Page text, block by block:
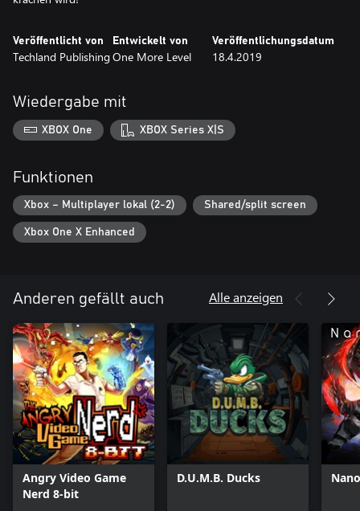
Veröffentlicht von
Techland Publishing
Entwickelt von
One More Level
Veröffentlichungsdatum
18.4.2019
Wiedergabe mit
XBOX One XBOX Series X|S
Funktionen
Xbox – Multiplayer lokal (2-2) Shared/split screen
Xbox One X Enhanced
Anderen gefällt auch Alle anzeigen
Angry Video Game
Nerd 8-bit
D.U.M.B. Ducks